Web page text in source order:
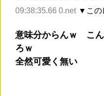
09:38:35.66 0.net ▼この
意味分からんｗ こ
ろｗ
全然可愛く無い